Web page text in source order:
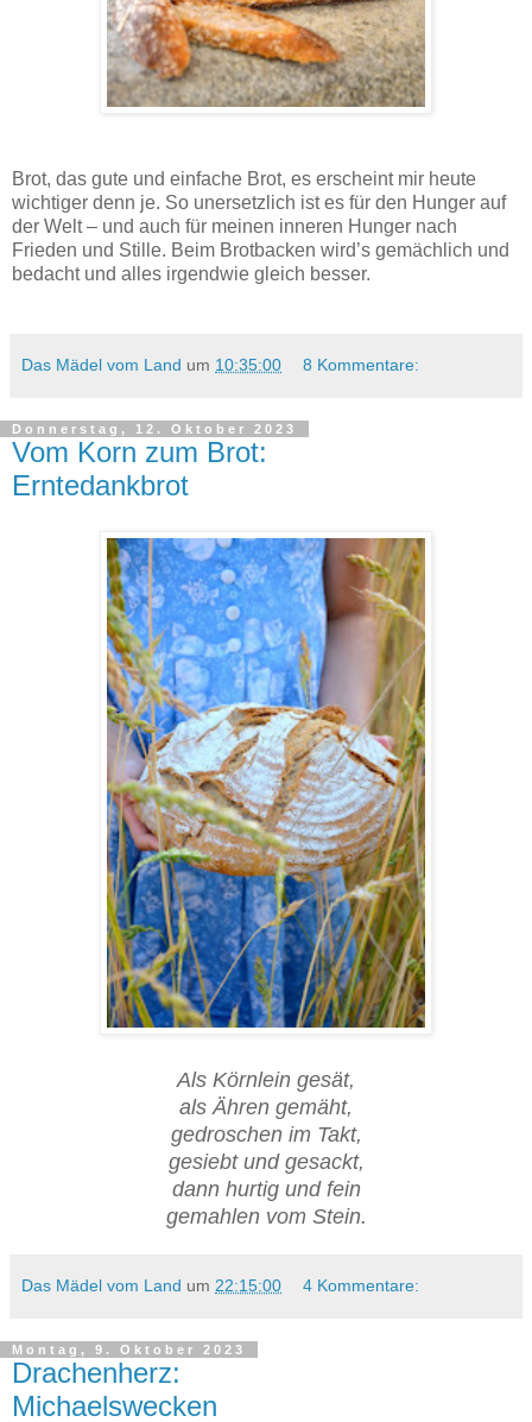
Brot, das gute und einfache Brot, es erscheint mir heute
wichtiger denn je. So unersetzlich ist es für den Hunger auf
der Welt – und auch für meinen inneren Hunger nach
Frieden und Stille. Beim Brotbacken wird’s gemächlich und
bedacht und alles irgendwie gleich besser.
Das Mädel vom Land um 10:35:00 8 Kommentare:
Donnerstag, 12. Oktober 2023
Vom Korn zum Brot:
Erntedankbrot
Als Körnlein gesät,
als Ähren gemäht,
gedroschen im Takt,
gesiebt und gesackt,
dann hurtig und fein
gemahlen vom Stein.
Das Mädel vom Land um 22:15:00 4 Kommentare:
Montag, 9. Oktober 2023
Drachenherz:
Michaelswecken